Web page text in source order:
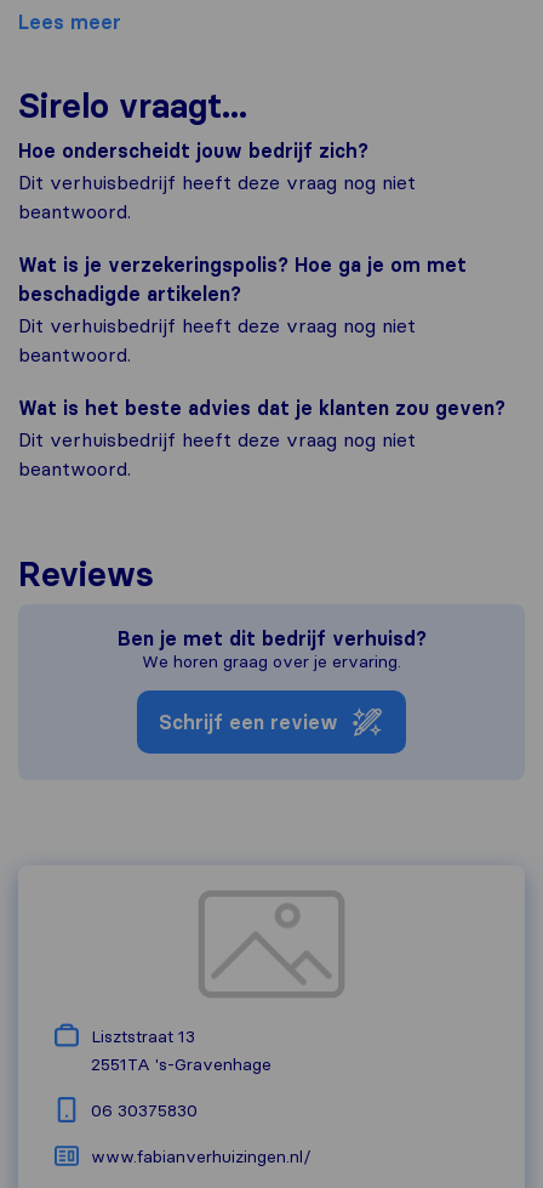
Lees meer
Sirelo vraagt...
Hoe onderscheidt jouw bedrijf zich?
Dit verhuisbedrijf heeft deze vraag nog niet
beantwoord.
Wat is je verzekeringspolis? Hoe ga je om met
beschadigde artikelen?
Dit verhuisbedrijf heeft deze vraag nog niet
beantwoord.
Wat is het beste advies dat je klanten zou geven?
Dit verhuisbedrijf heeft deze vraag nog niet
beantwoord.
Reviews
Ben je met dit bedrijf verhuisd?
We horen graag over je ervaring.
Schrijf een review
Lisztstraat 13
2551TA 's-Gravenhage
06 30375830
www.fabianverhuizingen.nl/